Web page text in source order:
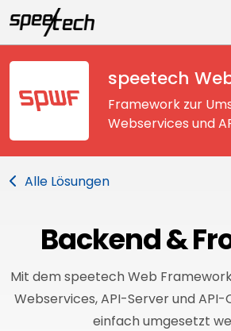
speetech
Framework zur
Webservices und
Alle Lösungen
Backend &
Mit dem speetech Web
Webservices, API-Server und
einfach umgesetzt